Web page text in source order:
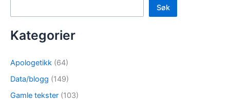
Søk
Kategorier
Apologetikk (64)
Data/blogg (149)
Gamle tekster (103)